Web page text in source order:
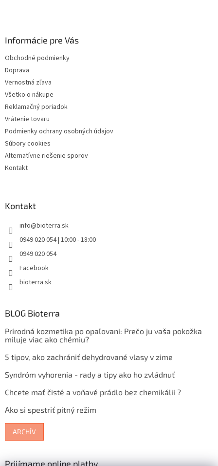
Informácie pre Vás
Obchodné podmienky
Doprava
Vernostná zľava
Všetko o nákupe
Reklamačný poriadok
Vrátenie tovaru
Podmienky ochrany osobných údajov
Súbory cookies
Alternatívne riešenie sporov
Kontakt
Kontakt
info@bioterra.sk
0949 020 054 | 10:00 - 18:00
0949 020 054
Facebook
bioterra.sk
BLOG Bioterra
Prírodná kozmetika po opaľovaní: Prečo ju vaša pokožka
miluje viac ako chémiu?
5 tipov, ako zachrániť dehydrované vlasy v zime
Syndróm vyhorenia - rady a tipy ako ho zvládnuť
Chcete mať čisté a voňavé prádlo bez chemikálií ?
Ako si spestriť pitný režim
ARCHÍV
Prijímame online platby